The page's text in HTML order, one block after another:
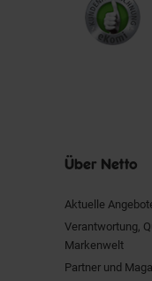
Über Netto
Aktuelle
Verantwortung,
Markenwelt
Partner und